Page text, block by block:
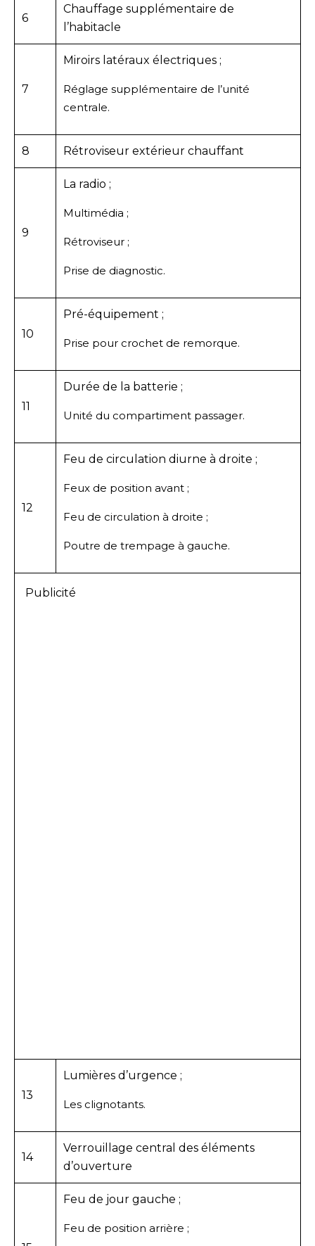
6
Chauffage supplémentaire de
l’habitacle
7
Miroirs latéraux électriques ;
Réglage supplémentaire de l’unité
centrale.
8 Rétroviseur extérieur chauffant
9
La radio ;
Multimédia ;
Rétroviseur ;
Prise de diagnostic.
10
Pré-équipement ;
Prise pour crochet de remorque.
11
Durée de la batterie ;
Unité du compartiment passager.
12
Feu de circulation diurne à droite ;
Feux de position avant ;
Feu de circulation à droite ;
Poutre de trempage à gauche.
Publicité
13
Lumières d’urgence ;
Les clignotants.
14
Verrouillage central des éléments
d’ouverture
Feu de jour gauche ;
Feu de position arrière ;